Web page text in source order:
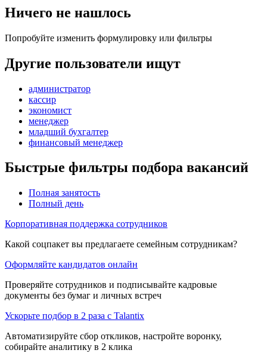
Ничего не нашлось
Попробуйте изменить формулировку или фильтры
Другие пользователи ищут
администратор
кассир
экономист
менеджер
младший бухгалтер
финансовый менеджер
Быстрые фильтры подбора вакансий
Полная занятость
Полный день
Корпоративная поддержка сотрудников
Какой соцпакет вы предлагаете семейным сотрудникам?
Оформляйте кандидатов онлайн
Проверяйте сотрудников и подписывайте кадровые
документы без бумаг и личных встреч
Ускорьте подбор в 2 раза с Talantix
Автоматизируйте сбор откликов, настройте воронку,
собирайте аналитику в 2 клика